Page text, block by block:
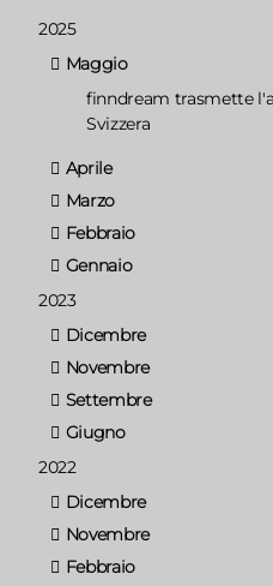
2025
Maggio
finndream trasmette
Svizzera
Aprile
Marzo
Febbraio
Gennaio
2023
Dicembre
Novembre
Settembre
Giugno
2022
Dicembre
Novembre
Febbraio